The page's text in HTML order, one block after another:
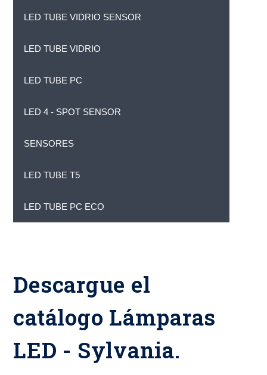
LED TUBE VIDRIO SENSOR
LED TUBE VIDRIO
LED TUBE PC
LED 4 - SPOT SENSOR
SENSORES
LED TUBE T5
LED TUBE PC ECO
Descargue el
catálogo Lámparas
LED - Sylvania.